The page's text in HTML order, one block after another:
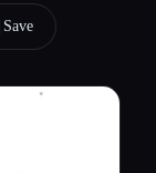
Save